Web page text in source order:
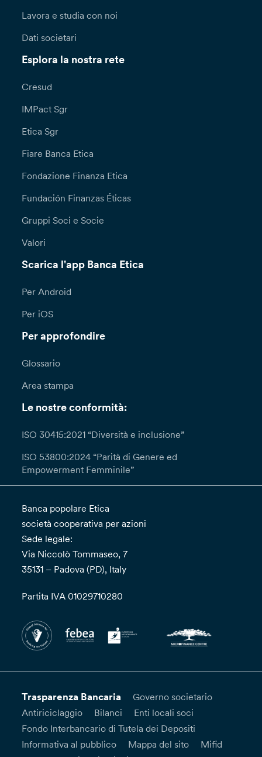
Lavora e studia con noi
Dati societari
Esplora la nostra rete
Cresud
IMPact Sgr
Etica Sgr
Fiare Banca Etica
Fondazione Finanza Etica
Fundación Finanzas Éticas
Gruppi Soci e Socie
Valori
Scarica l'app Banca Etica
Per Android
Per iOS
Per approfondire
Glossario
Area stampa
Le nostre conformità:
ISO 30415:2021 “Diversità e inclusione”
ISO 53800:2024 “Parità di Genere ed
Empowerment Femminile”
Banca popolare Etica
società cooperativa per azioni
Sede legale:
Via Niccolò Tommaseo, 7
35131 – Padova (PD), Italy
Partita IVA 01029710280
Trasparenza Bancaria
Governo societario
Antiriciclaggio
Bilanci
Enti locali soci
Fondo Interbancario di Tutela dei Depositi
Informativa al pubblico
Mappa del sito
Mifid